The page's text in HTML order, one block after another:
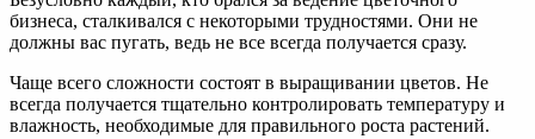
бизнеса, сталкивался с некоторыми трудностями. Они не
должны вас пугать, ведь не все всегда получается сразу.
Чаще всего сложности состоят в выращивании цветов. Не
всегда получается тщательно контролировать температуру и
влажность, необходимые для правильного роста растений.